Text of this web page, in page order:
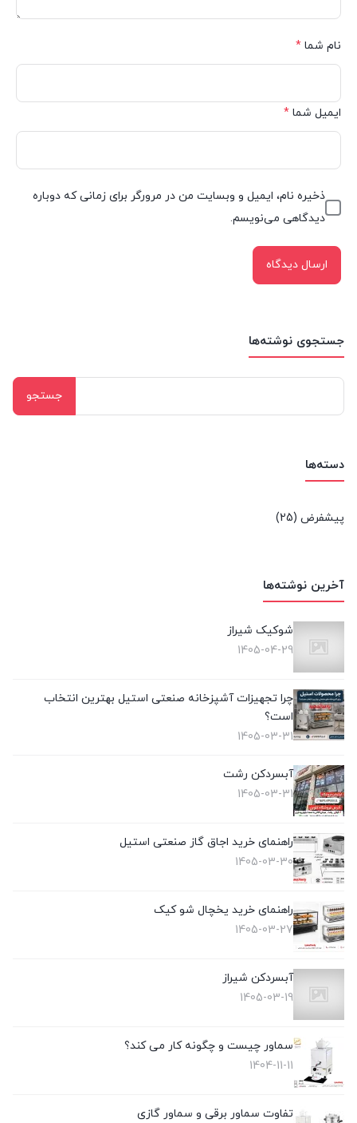
جستجوی نوشته‌ها
برای:
دسته‌ها
پیشفرض (25)
آخرین نوشته‌ها
شوکیک شیراز
1405-04-29
چرا تجهیزات آشپزخانه صنعتی استیل بهترین انتخاب
است؟
1405-03-31
آبسردکن رشت
1405-03-31
راهنمای خرید اجاق گاز صنعتی استیل
1405-03-30
راهنمای خرید یخچال شو کیک
1405-03-27
آبسردکن شیراز
1405-03-19
سماور چیست و چگونه کار می کند؟
1404-11-11
تفاوت سماور برقی و سماور گازی
نام شما *
ایمیل شما *
ذخیره نام، ایمیل و وبسایت من در مرورگر برای زمانی که دوباره
دیدگاهی می‌نویسم.